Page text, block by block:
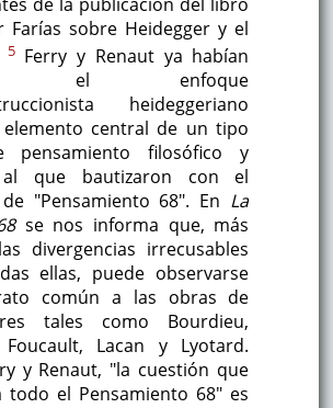
Farías sobre Heidegger y el
5 Ferry y Renaut ya habían
el enfoque
heideggeriano
central de un tipo
pensamiento filosófico y
que bautizaron con el
"Pensamiento 68". En La
se nos informa que, más
divergencias irrecusables
ellas, puede observarse
común a las obras de
tales como Bourdieu,
Foucault, Lacan y Lyotard.
y Renaut, "la cuestión que
todo el Pensamiento 68" es